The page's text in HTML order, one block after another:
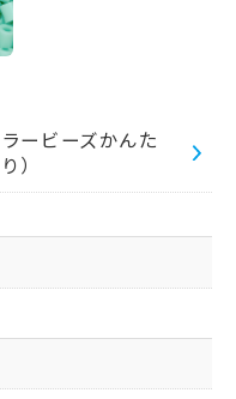
ービーズかんた
）